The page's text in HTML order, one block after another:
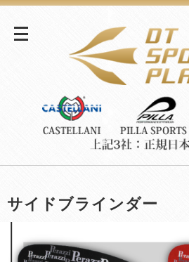
サイドブラインダー